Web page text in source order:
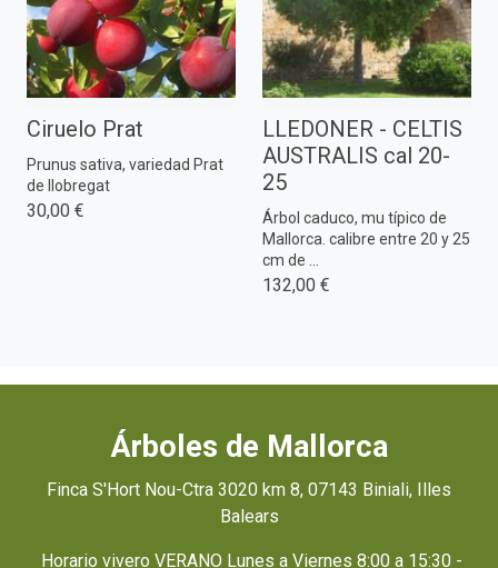
Ciruelo Prat
Prunus sativa, variedad Prat
de llobregat
30,00 €
LLEDONER - CELTIS
AUSTRALIS cal 20-
25
Árbol caduco, mu típico de
Mallorca. calibre entre 20 y 25
cm de ...
132,00 €
Árboles de Mallorca
Finca S'Hort Nou-Ctra 3020 km 8, 07143 Biniali, Illes
Balears
Horario vivero VERANO Lunes a Viernes 8:00 a 15:30 -